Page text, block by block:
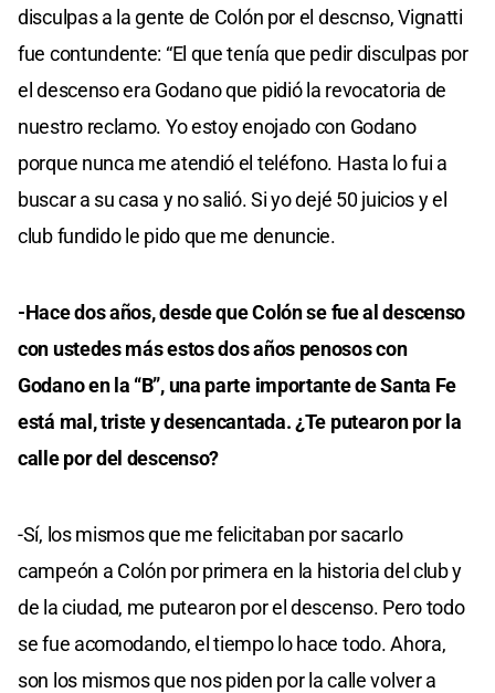
disculpas a la gente de Colón por el descnso, Vignatti
fue contundente: “El que tenía que pedir disculpas por
el descenso era Godano que pidió la revocatoria de
nuestro reclamo. Yo estoy enojado con Godano
porque nunca me atendió el teléfono. Hasta lo fui a
buscar a su casa y no salió. Si yo dejé 50 juicios y el
club fundido le pido que me denuncie.
-Hace dos años, desde que Colón se fue al descenso
con ustedes más estos dos años penosos con
Godano en la “B”, una parte importante de Santa Fe
está mal, triste y desencantada. ¿Te putearon por la
calle por del descenso?
-Sí, los mismos que me felicitaban por sacarlo
campeón a Colón por primera en la historia del club y
de la ciudad, me putearon por el descenso. Pero todo
se fue acomodando, el tiempo lo hace todo. Ahora,
son los mismos que nos piden por la calle volver a